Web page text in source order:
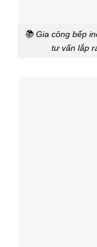
📚 Gia công bếp
tư vấn lắp